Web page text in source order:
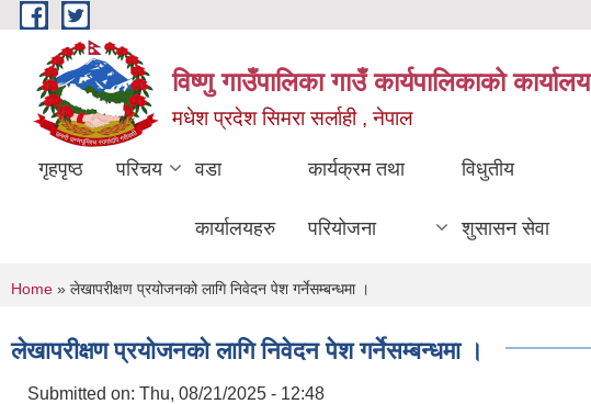
Skip to main content
विष्णु गाउँपालिका गाउँ कार्यपालिकाको कार्यालय
मधेश प्रदेश सिमरा सर्लाही , नेपाल
गृहपृष्ठ परिचय वडा
कार्यालयहरु
कार्यक्रम तथा
परियोजना
विधुतीय
शुसासन सेवा
You are here
Home » लेखापरीक्षण प्रयोजनको लागि निवेदन पेश गर्नेसम्बन्धमा ।
लेखापरीक्षण प्रयोजनको लागि निवेदन पेश गर्नेसम्बन्धमा ।
Submitted on: Thu, 08/21/2025 - 12:48